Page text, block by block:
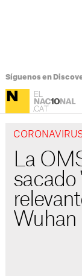
Síguenos en
La
sacado
Wuhan